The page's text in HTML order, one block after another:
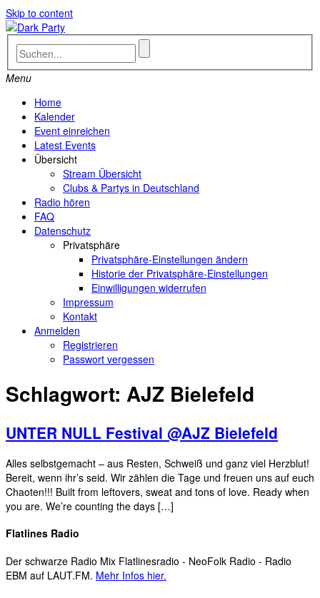
Skip to content
Menu
Home
Kalender
Event einreichen
Latest Events
Übersicht
Stream Übersicht
Clubs & Partys in Deutschland
Radio hören
FAQ
Datenschutz
Privatsphäre
Privatsphäre-Einstellungen ändern
Historie der Privatsphäre-Einstellungen
Einwilligungen widerrufen
Impressum
Kontakt
Anmelden
Registrieren
Passwort vergessen
Schlagwort: AJZ Bielefeld
UNTER NULL Festival @AJZ Bielefeld
Alles selbstgemacht – aus Resten, Schweiß und ganz viel Herzblut!
Bereit, wenn ihr’s seid. Wir zählen die Tage und freuen uns auf euch
Chaoten!!! Built from leftovers, sweat and tons of love. Ready when
you are. We’re counting the days […]
Flatlines Radio
Der schwarze Radio Mix Flatlinesradio - NeoFolk Radio - Radio
EBM auf LAUT.FM. Mehr Infos hier.